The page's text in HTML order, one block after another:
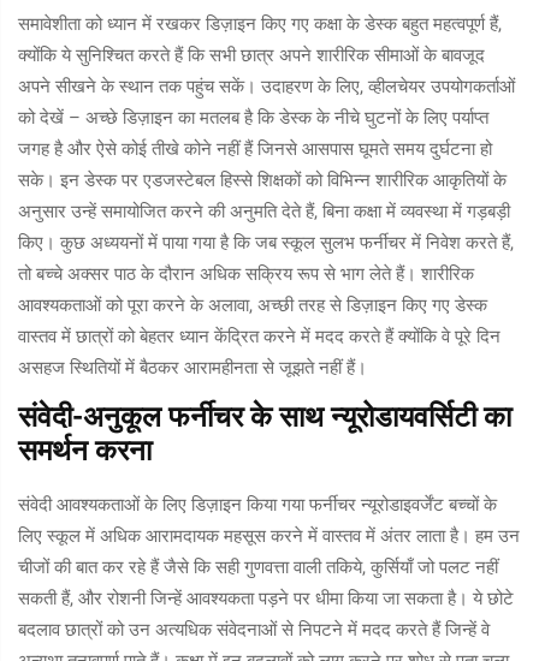
समावेशीता को ध्यान में रखकर डिज़ाइन किए गए कक्षा के डेस्क बहुत महत्वपूर्ण हैं,
क्योंकि ये सुनिश्चित करते हैं कि सभी छात्र अपने शारीरिक सीमाओं के बावजूद
अपने सीखने के स्थान तक पहुंच सकें। उदाहरण के लिए, व्हीलचेयर उपयोगकर्ताओं
को देखें – अच्छे डिज़ाइन का मतलब है कि डेस्क के नीचे घुटनों के लिए पर्याप्त
जगह है और ऐसे कोई तीखे कोने नहीं हैं जिनसे आसपास घूमते समय दुर्घटना हो
सके। इन डेस्क पर एडजस्टेबल हिस्से शिक्षकों को विभिन्न शारीरिक आकृतियों के
अनुसार उन्हें समायोजित करने की अनुमति देते हैं, बिना कक्षा में व्यवस्था में गड़बड़ी
किए। कुछ अध्ययनों में पाया गया है कि जब स्कूल सुलभ फर्नीचर में निवेश करते हैं,
तो बच्चे अक्सर पाठ के दौरान अधिक सक्रिय रूप से भाग लेते हैं। शारीरिक
आवश्यकताओं को पूरा करने के अलावा, अच्छी तरह से डिज़ाइन किए गए डेस्क
वास्तव में छात्रों को बेहतर ध्यान केंद्रित करने में मदद करते हैं क्योंकि वे पूरे दिन
असहज स्थितियों में बैठकर आरामहीनता से जूझते नहीं हैं।
संवेदी-अनुकूल फर्नीचर के साथ न्यूरोडायवर्सिटी का
समर्थन करना
संवेदी आवश्यकताओं के लिए डिज़ाइन किया गया फर्नीचर न्यूरोडाइवर्जेंट बच्चों के
लिए स्कूल में अधिक आरामदायक महसूस करने में वास्तव में अंतर लाता है। हम उन
चीजों की बात कर रहे हैं जैसे कि सही गुणवत्ता वाली तकिये, कुर्सियाँ जो पलट नहीं
सकती हैं, और रोशनी जिन्हें आवश्यकता पड़ने पर धीमा किया जा सकता है। ये छोटे
बदलाव छात्रों को उन अत्यधिक संवेदनाओं से निपटने में मदद करते हैं जिन्हें वे